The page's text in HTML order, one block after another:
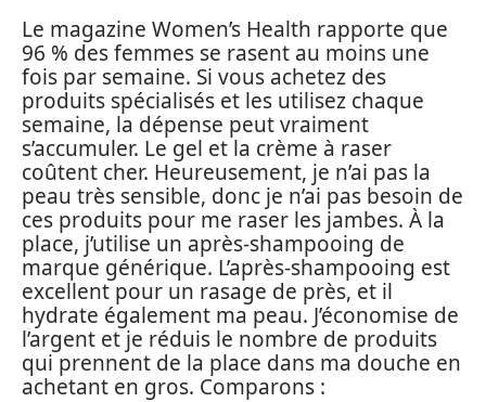
Le magazine Women’s Health rapporte que
96 % des femmes se rasent au moins une
fois par semaine. Si vous achetez des
produits spécialisés et les utilisez chaque
semaine, la dépense peut vraiment
s’accumuler. Le gel et la crème à raser
coûtent cher. Heureusement, je n’ai pas la
peau très sensible, donc je n’ai pas besoin de
ces produits pour me raser les jambes. À la
place, j’utilise un après-shampooing de
marque générique. L’après-shampooing est
excellent pour un rasage de près, et il
hydrate également ma peau. J’économise de
l’argent et je réduis le nombre de produits
qui prennent de la place dans ma douche en
achetant en gros. Comparons :